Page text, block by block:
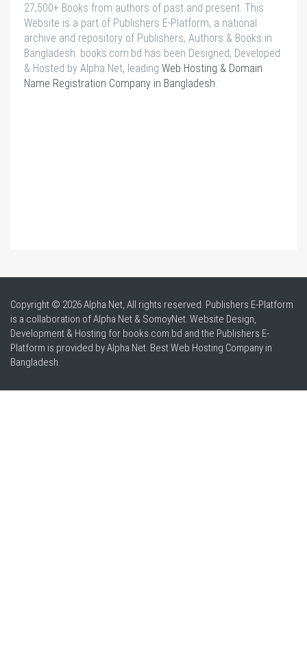
27,500+ Books from authors of past and present. This
Website is a part of Publishers E-Platform, a national
archive and repository of Publishers, Authors & Books in
Bangladesh. books.com.bd has been Designed, Developed
& Hosted by Alpha Net, leading Web Hosting & Domain
Name Registration Company in Bangladesh
Copyright © 2026 Alpha Net, All rights reserved. Publishers E-Platform
is a collaboration of Alpha Net & SomoyNet. Website Design,
Development & Hosting for books.com.bd and the Publishers E-
Platform is provided by Alpha Net. BestWeb Hosting Company in
Bangladesh.